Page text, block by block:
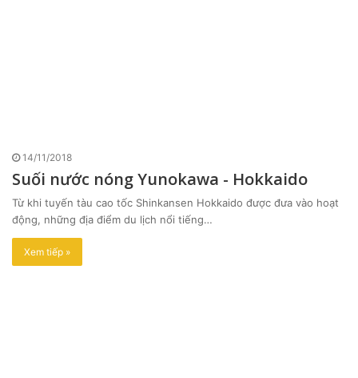
14/11/2018
Suối nước nóng Yunokawa - Hokkaido
Từ khi tuyến tàu cao tốc Shinkansen Hokkaido được đưa vào hoạt
động, những địa điểm du lịch nổi tiếng…
Xem tiếp »